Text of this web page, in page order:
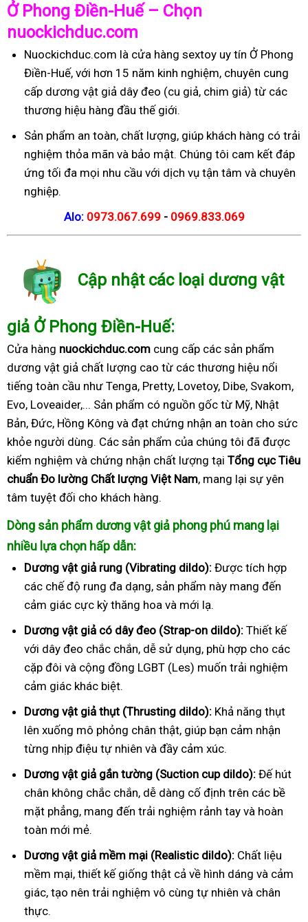
Ở Phong Điền-Huế – Chọn
nuockichduc.com
Nuockichduc.com là cửa hàng sextoy uy tín Ở Phong
Điền-Huế, với hơn 15 năm kinh nghiệm, chuyên cung
cấp dương vật giả dây đeo (cu giả, chim giả) từ các
thương hiệu hàng đầu thế giới.
Sản phẩm an toàn, chất lượng, giúp khách hàng có trải
nghiệm thỏa mãn và bảo mật. Chúng tôi cam kết đáp
ứng tối đa mọi nhu cầu với dịch vụ tận tâm và chuyên
nghiệp.
Alo:0973.067.699 - 0969.833.069
Cập nhật các loại dương vật
giả Ở Phong Điền-Huế:
Cửa hàng nuockichduc.com cung cấp các sản phẩm
dương vật giả chất lượng cao từ các thương hiệu nổi
tiếng toàn cầu như Tenga, Pretty, Lovetoy, Dibe, Svakom,
Evo, Loveaider,... Sản phẩm có nguồn gốc từ Mỹ, Nhật
Bản, Đức, Hồng Kông và đạt chứng nhận an toàn cho sức
khỏe người dùng. Các sản phẩm của chúng tôi đã được
kiểm nghiệm và chứng nhận chất lượng tại Tổng cục Tiêu
chuẩn Đo lường Chất lượng Việt Nam, mang lại sự yên
tâm tuyệt đối cho khách hàng.
Dòng sản phẩm dương vật giả phong phú mang lại
nhiều lựa chọn hấp dẫn:
Dương vật giả rung (Vibrating dildo): Được tích hợp
các chế độ rung đa dạng, sản phẩm này mang đến
cảm giác cực kỳ thăng hoa và mới lạ.
Dương vật giả có dây đeo (Strap-on dildo): Thiết kế
với dây đeo chắc chắn, dễ sử dụng, phù hợp cho các
cặp đôi và cộng đồng LGBT (Les) muốn trải nghiệm
cảm giác khác biệt.
Dương vật giả thụt (Thrusting dildo): Khả năng thụt
lên xuống mô phỏng chân thật, giúp bạn cảm nhận
từng nhịp điệu tự nhiên và đầy cảm xúc.
Dương vật giả gắn tường (Suction cup dildo): Đế hút
chân không chắc chắn, dễ dàng cố định trên các bề
mặt phẳng, mang đến trải nghiệm rảnh tay và hoàn
toàn mới mẻ.
Dương vật giả mềm mại (Realistic dildo): Chất liệu
mềm mại, thiết kế giống thật cả về hình dáng và cảm
giác, tạo nên trải nghiệm vô cùng tự nhiên và chân
thực.